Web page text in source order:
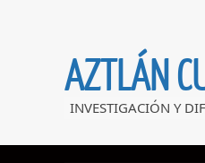
AZTLÁN
INVESTIGACIÓN Y